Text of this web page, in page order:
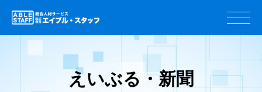
えいぶる・新聞